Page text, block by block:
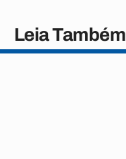
Leia Também